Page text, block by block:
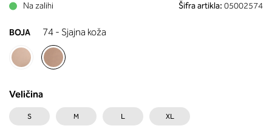
the
gallery
Na zalihi Šifra artikla: 05002574
BOJA 74 - Sjajna koža
Veličina
S M L XL